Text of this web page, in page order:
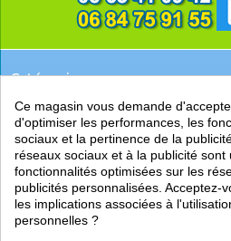
Catégories
EN SAVOIR +
PRATIQUE
LIENS
Ce magasin vous demande
d'optimiser les performances, les
sociaux et la pertinence de la
réseaux sociaux et à la publicité
fonctionnalités optimisées sur les
publicités personnalisées. Acceptez-
les implications associées à
personnelles ?